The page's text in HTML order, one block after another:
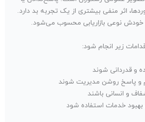
اثر منفی بیشتری از یک تجربه بد دارد.
نوعی بازاریابی محسوب می‌شود.
زیر انجام شود:
و قدردانی شوند
و پاسخ روشن مدیریت شوند
و انسانی باشند
بهبود خدمات استفاده شود